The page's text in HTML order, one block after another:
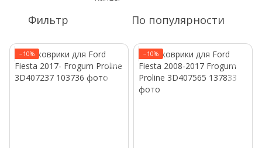
Фильтр По популярности
−10% −10%